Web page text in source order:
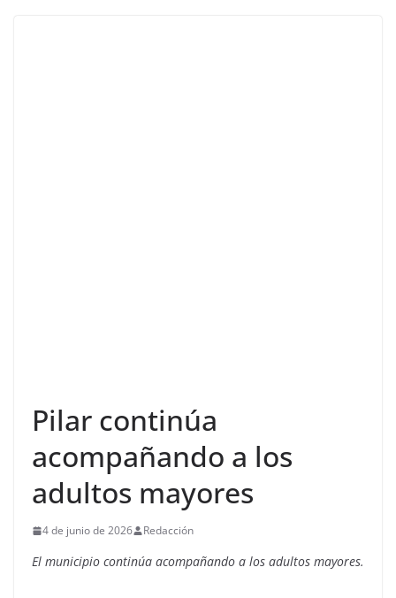
Pilar continúa
acompañando a los
adultos mayores
4 de junio de 2026 Redacción
El municipio continúa acompañando a los adultos mayores.